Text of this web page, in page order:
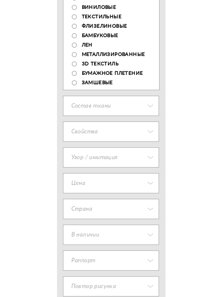
ВИНИЛОВЫЕ
ТЕКСТИЛЬНЫЕ
ФЛИЗЕЛИНОВЫЕ
БАМБУКОВЫЕ
ЛЕН
МЕТАЛЛИЗИРОВАННЫЕ
3D ТЕКСТИЛЬ
БУМАЖНОЕ ПЛЕТЕНИЕ
ЗАМШЕВЫЕ
Состав ткани
Свойства
Узор / имитация
Цена
Страна
В наличии
Раппорт
Повтор рисунка